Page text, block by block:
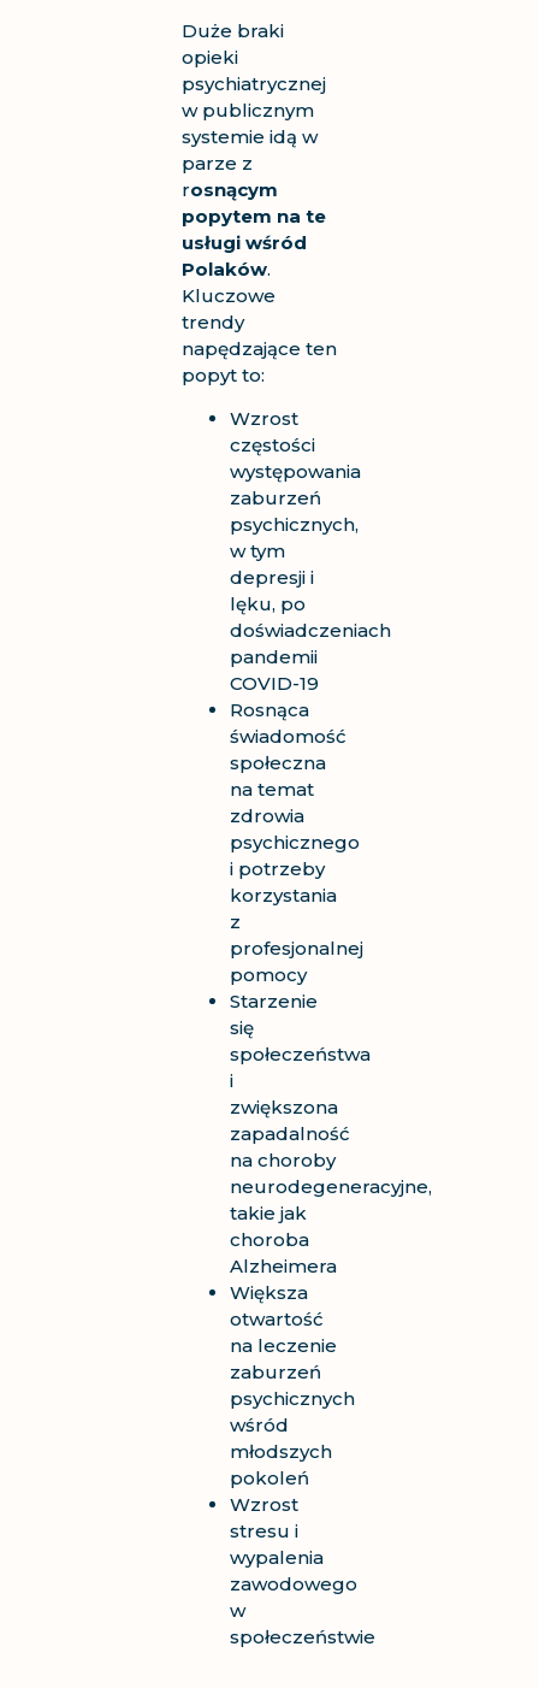
Duże braki
opieki
psychiatrycznej
w publicznym
systemie idą w
parze z
rosnącym
popytem na te
usługi wśród
Polaków.
Kluczowe
trendy
napędzające ten
popyt to:
Wzrost
częstości
występowania
zaburzeń
psychicznych,
w tym
depresji i
lęku, po
doświadczeniach
pandemii
COVID-19
Rosnąca
świadomość
społeczna
na temat
zdrowia
psychicznego
i potrzeby
korzystania
z
profesjonalnej
pomocy
Starzenie
się
społeczeństwa
i
zwiększona
zapadalność
na choroby
neurodegeneracyjne,
takie jak
choroba
Alzheimera
Większa
otwartość
na leczenie
zaburzeń
psychicznych
wśród
młodszych
pokoleń
Wzrost
stresu i
wypalenia
zawodowego
w
społeczeństwie